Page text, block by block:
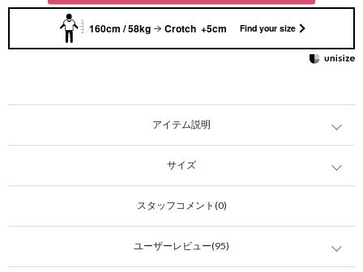
160cm / 58kg Crotch +5cm Find your size
アイテム説明
サイズ
スタッフコメント(0)
ユーザーレビュー(95)